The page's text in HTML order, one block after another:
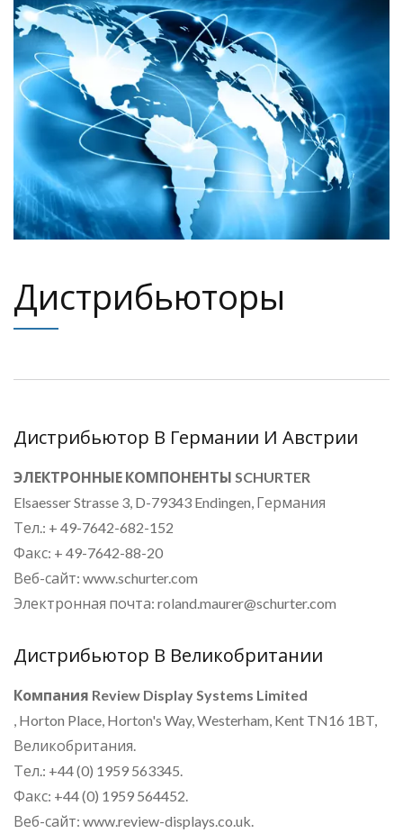
Дистрибьюторы
Дистрибьютор В Германии И Австрии
ЭЛЕКТРОННЫЕ КОМПОНЕНТЫ SCHURTER
Elsaesser Strasse 3, D-79343 Endingen, Германия
Тел.: + 49-7642-682-152
Факс: + 49-7642-88-20
Веб-сайт: www.schurter.com
Электронная почта: roland.maurer@schurter.com
Дистрибьютор В Великобритании
Компания Review Display Systems Limited
, Horton Place, Horton's Way, Westerham, Kent TN16 1BT,
Великобритания.
Тел.: +44 (0) 1959 563345.
Факс: +44 (0) 1959 564452.
Веб-сайт: www.review-displays.co.uk.